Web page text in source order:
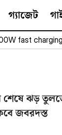
গ্যাজেট
fast charging
শেষে ঝড়
জবরদস্ত